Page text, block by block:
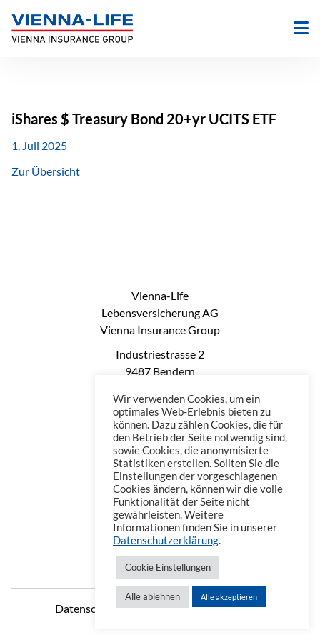
Inhalt
springen
iShares $ Treasury Bond 20+yr UCITS ETF
1. Juli 2025
Zur Übersicht
Vienna-Life
Lebensversicherung AG
Vienna Insurance Group
Industriestrasse 2
9487 Bendern
Phone: +423 235 0660
Telefax: +423 235 0669
Mail: office@vienna-life.li
Datenschutzerklärung Impressum
Wir verwenden Cookies, um ein
optimales Web-Erlebnis bieten zu
können. Dazu zählen Cookies, die für
den Betrieb der Seite notwendig sind,
sowie Cookies, die anonymisierte
Statistiken erstellen. Sollten Sie die
Einstellungen der vorgeschlagenen
Cookies ändern, können wir die volle
Funktionalität der Seite nicht
gewährleisten. Weitere
Informationen finden Sie in unserer
Datenschutzerklärung.
Cookie Einstellungen
Alle ablehnen Alle akzeptieren